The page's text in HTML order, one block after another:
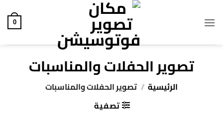
للمحتوى
0
تصوير الحفلات والمناسبات
الرئيسية / تصوير الحفلات والمناسبات
تصفية